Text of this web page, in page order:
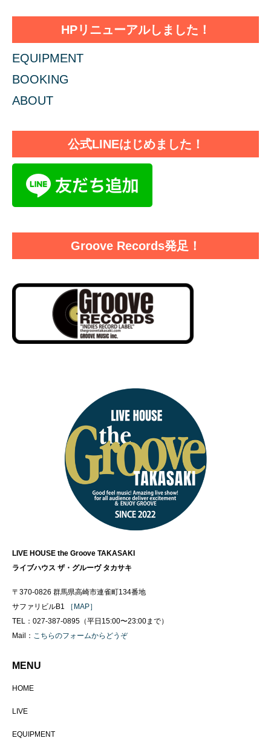
HPリニューアルしました！
EQUIPMENT
BOOKING
ABOUT
公式LINEはじめました！
Groove Records発足！
LIVE HOUSE the Groove TAKASAKI
ライブハウス ザ・グルーヴ タカサキ
〒370-0826 群馬県高崎市連雀町134番地
サファリビルB1
［MAP］
TEL：027-387-0895（平日15:00〜23:00まで）
Mail： こちらのフォームからどうぞ
MENU
HOME
LIVE
EQUIPMENT